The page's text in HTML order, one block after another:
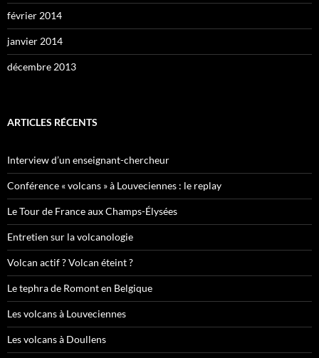
février 2014
janvier 2014
décembre 2013
ARTICLES RÉCENTS
Interview d’un enseignant-chercheur
Conférence « volcans » à Louveciennes : le replay
Le Tour de France aux Champs-Élysées
Entretien sur la volcanologie
Volcan actif ? Volcan éteint ?
Le tephra de Romont en Belgique
Les volcans à Louveciennes
Les volcans à Doullens